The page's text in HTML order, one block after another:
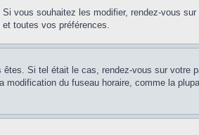
souhaitez les modifier, rendez-vous
toutes vos préférences.
Si tel était le cas, rendez-vous sur votre
du fuseau horaire, comme la